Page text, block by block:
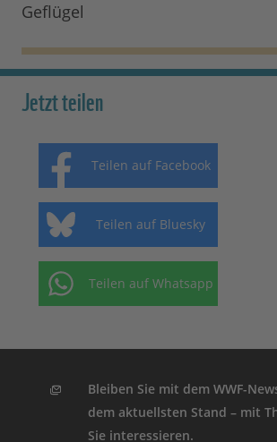
Geflügel
Jetzt teilen
Teilen auf Facebook
Teilen auf Bluesky
Teilen auf Whatsapp
Bleiben Sie mit dem WWF-
dem aktuellsten Stand – mit
Sie interessieren.